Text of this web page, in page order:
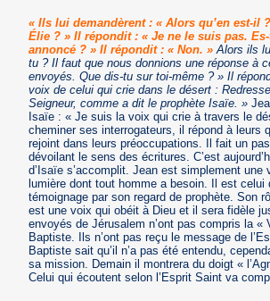
« Ils lui demandèrent : « Alors qu’en est-il
Élie ? » Il répondit : « Je ne le suis pas.
annoncé ? » Il répondit : « Non. » Alors ils
tu ? Il faut que nous donnions une réponse à
envoyés. Que dis-tu sur toi-même ? » Il
voix de celui qui crie dans le désert :
Seigneur, comme a dit le prophète Isaïe. »
Isaïe : « Je suis la voix qui crie à travers le
cheminer ses interrogateurs, il répond à leurs
rejoint dans leurs préoccupations. Il fait un
dévoilant le sens des écritures. C’est
d’Isaïe s’accomplit. Jean est simplement une
lumière dont tout homme a besoin. Il est celui
témoignage par son regard de prophète. Son
est une voix qui obéit à Dieu et il sera fidèle
envoyés de Jérusalem n’ont pas compris la «
Baptiste. Ils n’ont pas reçu le message de
Baptiste sait qu’il n’a pas été entendu,
sa mission. Demain il montrera du doigt «
Celui qui écoutent selon l’Esprit Saint va